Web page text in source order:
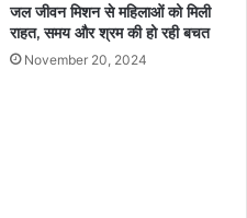
जल जीवन मिशन से महिलाओं को मिली
राहत, समय और श्रम की हो रही बचत
November 20, 2024